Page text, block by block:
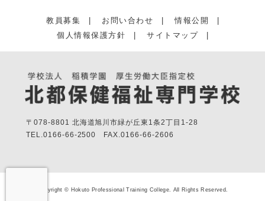
教員募集 お問い合わせ 情報公開
個人情報保護方針
サイトマップ
〒078-8801 北海道旭川市緑が丘東1条2丁目1-28
TEL. 0166-66-2500 FAX.0166-66-2606
Copyright © Hokuto Professional Training College. All Rights Reserved.